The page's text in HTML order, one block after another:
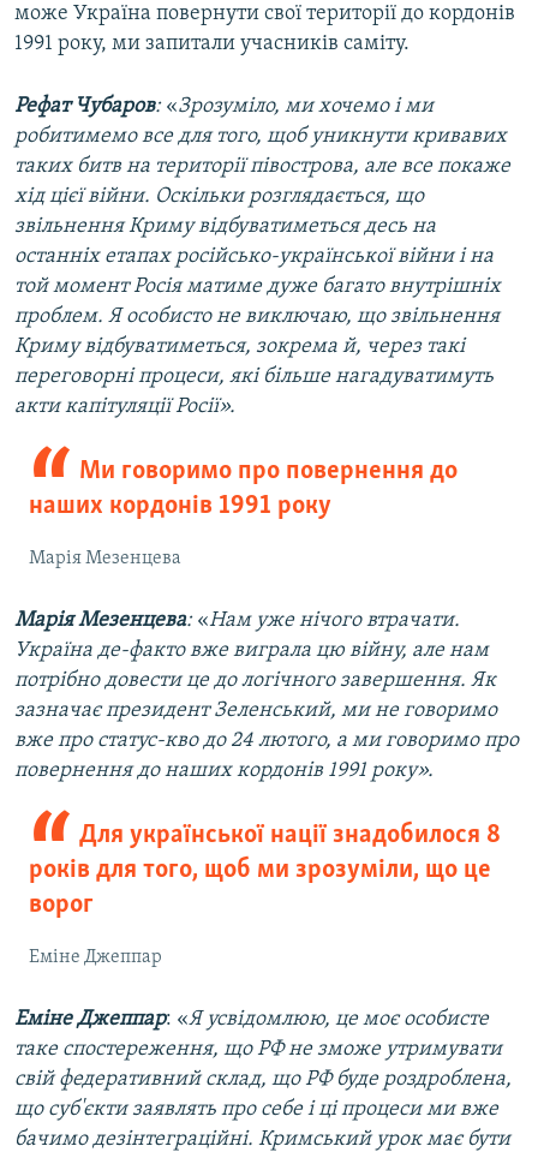
може Україна повернути свої території до кордонів
1991 року, ми запитали учасників саміту.
Рефат Чубаров: «Зрозуміло, ми хочемо і ми
робитимемо все для того, щоб уникнути кривавих
таких битв на території півострова, але все покаже
хід цієї війни. Оскільки розглядається, що
звільнення Криму відбуватиметься десь на
останніх етапах російсько-української війни і на
той момент Росія матиме дуже багато внутрішніх
проблем. Я особисто не виключаю, що звільнення
Криму відбуватиметься, зокрема й, через такі
переговорні процеси, які більше нагадуватимуть
акти капітуляції Росії».
Ми говоримо про повернення до
наших кордонів 1991 року
Марія Мезенцева
Марія Мезенцева:«Нам уже нічого втрачати.
Україна де-факто вже виграла цю війну, але нам
потрібно довести це до логічного завершення. Як
зазначає президент Зеленський, ми не говоримо
вже про статус-кво до 24 лютого, а ми говоримо про
повернення до наших кордонів 1991 року».
Для української нації знадобилося 8
років для того, щоб ми зрозуміли, що це
ворог
Еміне Джеппар
Еміне Джеппар: «Я усвідомлюю, це моє особисте
таке спостереження, що РФ не зможе утримувати
свій федеративний склад, що РФ буде роздроблена,
що суб'єкти заявлять про себе і ці процеси ми вже
бачимо дезінтеграційні. Кримський урок має бути